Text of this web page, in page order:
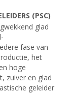
(PSC)
glad
fase van
het
hoge
zuiver en glad
geleider